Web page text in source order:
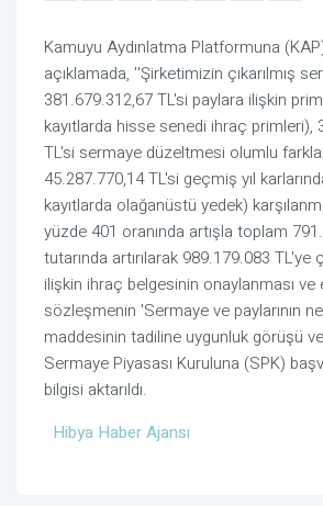
Kamuyu Aydınlatma Platformuna
açıklamada, ''Şirketimizin çıkarılmış
381.679.312,67 TL'si paylara ilişkin
kayıtlarda hisse senedi ihraç primleri),
TL'si sermaye düzeltmesi olumlu
45.287.770,14 TL'si geçmiş yıl
kayıtlarda olağanüstü yedek)
yüzde 401 oranında artışla toplam
tutarında artırılarak 989.179.083 TL'ye
ilişkin ihraç belgesinin onaylanması ve
sözleşmenin 'Sermaye ve paylarının
maddesinin tadiline uygunluk görüşü
Sermaye Piyasası Kuruluna (SPK)
bilgisi aktarıldı.
Hibya Haber Ajansı